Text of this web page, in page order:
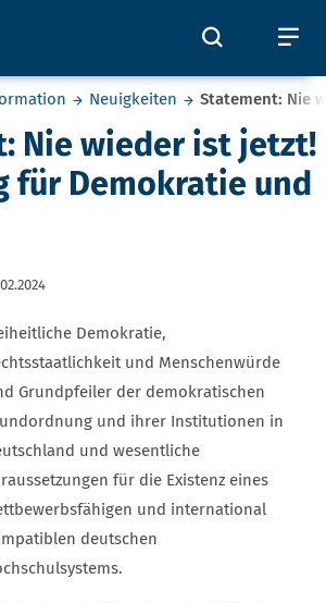
Öffnet
Neuigkeiten Statement: Nie
Nie wieder ist jetzt!
für Demokratie und
Demokratie,
und Menschenwürde
Grundpfeiler der demokratischen
und ihrer Institutionen in
und wesentliche
für die Existenz eines
und international
deutschen